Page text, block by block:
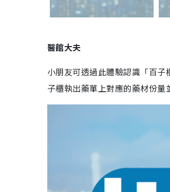
醫館大夫
小朋友可透過此體驗認識「百
子櫃執出藥單上對應的藥材份